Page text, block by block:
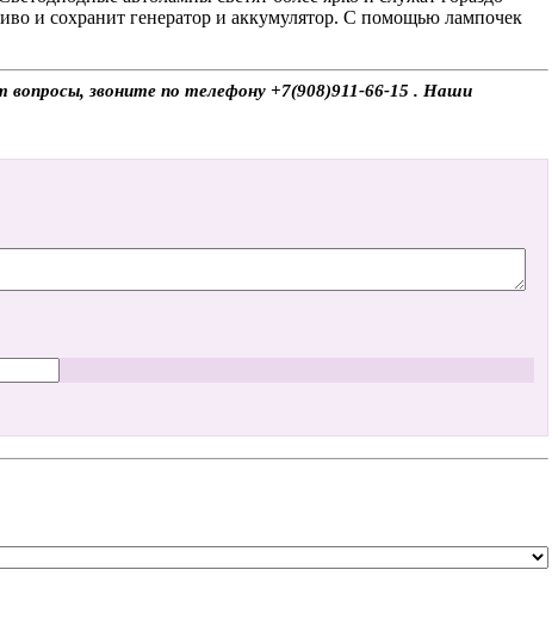
и сохранит генератор и аккумулятор. С помощью лампочек
вопросы, звоните по телефону +7(908)911-66-15 . Наши